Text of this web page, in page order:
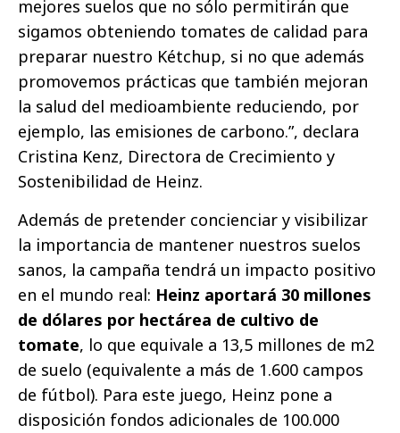
mejores suelos que no sólo permitirán que
sigamos obteniendo tomates de calidad para
preparar nuestro Kétchup, si no que además
promovemos prácticas que también mejoran
la salud del medioambiente reduciendo, por
ejemplo, las emisiones de carbono.”, declara
Cristina Kenz, Directora de Crecimiento y
Sostenibilidad de Heinz.
Además de pretender concienciar y visibilizar
la importancia de mantener nuestros suelos
sanos, la campaña tendrá un impacto positivo
en el mundo real: Heinz aportará 30 millones
de dólares por hectárea de cultivo de
tomate, lo que equivale a 13,5 millones de m2
de suelo (equivalente a más de 1.600 campos
de fútbol). Para este juego, Heinz pone a
disposición fondos adicionales de 100.000